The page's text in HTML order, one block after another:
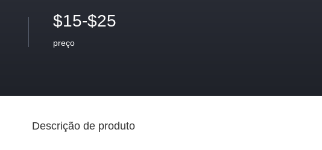
$15-$25
preço
Descrição de produto